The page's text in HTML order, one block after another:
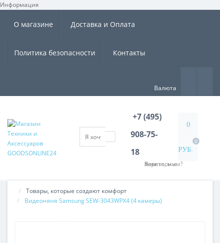
Информация ×
О магазине Доставка и Оплата
Политика безопасности Контакты
Валюта
+7 (495)
908-75-
18
Хотите, мы Вам перезвоним?
0
РУБ.
0
Товары, которые создают комфорт
Видеоняня Samsung SEW-3043WPX4 (4 камеры)